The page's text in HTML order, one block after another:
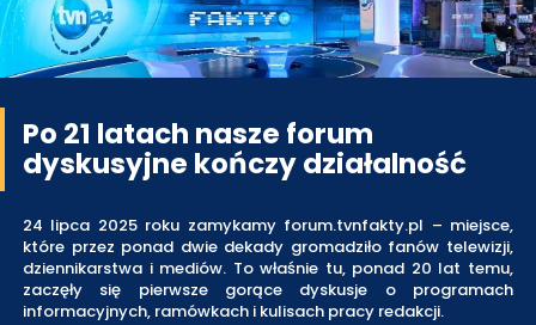
Po 21 latach nasze forum
dyskusyjne kończy działalność
24 lipca 2025 roku zamykamy forum.tvnfakty.pl – miejsce,
które przez ponad dwie dekady gromadziło fanów telewizji,
dziennikarstwa i mediów. To właśnie tu, ponad 20 lat temu,
zaczęły się pierwsze gorące dyskusje o programach
informacyjnych, ramówkach i kulisach pracy redakcji.